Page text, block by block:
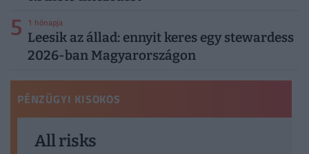
5 1 hónapja
Leesik az állad: ennyit keres egy stewardess
2026-ban Magyarországon
PÉNZÜGYI KISOKOS
All risks